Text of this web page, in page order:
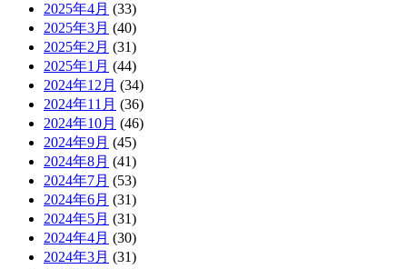
2025年4月 (33)
2025年3月 (40)
2025年2月 (31)
2025年1月 (44)
2024年12月 (34)
2024年11月 (36)
2024年10月 (46)
2024年9月 (45)
2024年8月 (41)
2024年7月 (53)
2024年6月 (31)
2024年5月 (31)
2024年4月 (30)
2024年3月 (31)